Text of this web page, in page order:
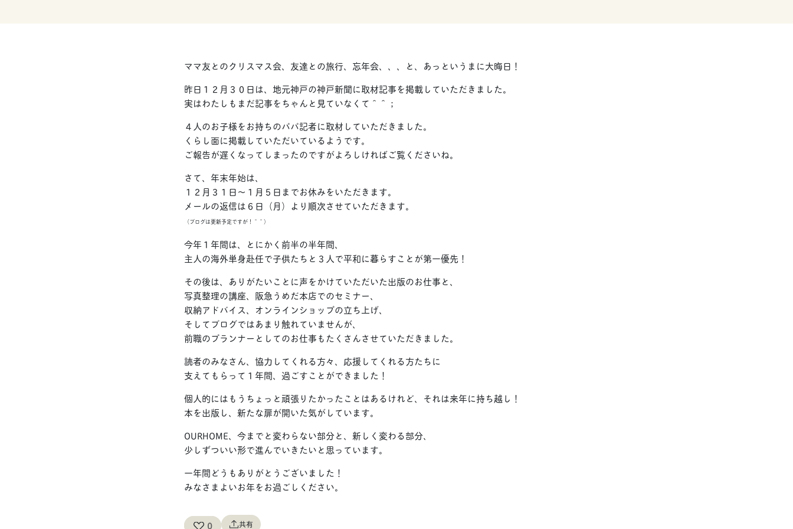
ママ友とのクリスマス会、友達との旅行、忘年会、、、と、あっというまに大晦日！
昨日１２月３０日は、地元神戸の神戸新聞に取材記事を掲載していただきました。
実はわたしもまだ記事をちゃんと見ていなくて＾＾；
４人のお子様をお持ちのパパ記者に取材していただきました。
くらし面に掲載していただいているようです。
ご報告が遅くなってしまったのですがよろしければご覧くださいね。
さて、年末年始は、
１２月３１日～１月５日までお休みをいただきます。
メールの返信は６日（月）より順次させていただきます。
（ブログは更新予定ですが！＾＾）
今年１年間は、とにかく前半の半年間、
主人の海外単身赴任で子供たちと３人で平和に暮らすことが第一優先！
その後は、ありがたいことに声をかけていただいた出版のお仕事と、
写真整理の講座、阪急うめだ本店でのセミナー、
収納アドバイス、オンラインショップの立ち上げ、
そしてブログではあまり触れていませんが、
前職のプランナーとしてのお仕事もたくさんさせていただきました。
読者のみなさん、協力してくれる方々、応援してくれる方たちに
支えてもらって１年間、過ごすことができました！
個人的にはもうちょっと頑張りたかったことはあるけれど、それは来年に持ち越し！
本を出版し、新たな扉が開いた気がしています。
OURHOME、今までと変わらない部分と、新しく変わる部分、
少しずついい形で進んでいきたいと思っています。
一年間どうもありがとうございました！
みなさまよいお年をお過ごしください。
0 共有